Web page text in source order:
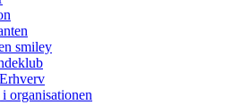
smiley
organisationen